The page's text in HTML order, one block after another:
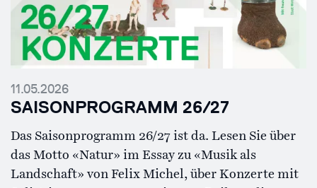
11.05.2026
SAISONPROGRAMM 26/27
Das Saisonprogramm 26/27 ist da. Lesen Sie über
das Motto «Natur» im Essay zu «Musik als
Landschaft» von Felix Michel, über Konzerte mit